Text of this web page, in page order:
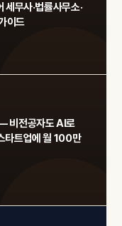
무사·법률사무소·
이드
비전공자도 AI로
타트업에 월 100만